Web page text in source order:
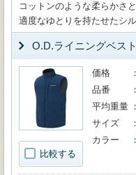
コットンのような柔らかさ
適度なゆとりを持たせたシ
O.D.ライニングベスト
比較する
価格
品番
平均重量
サイズ
カラー